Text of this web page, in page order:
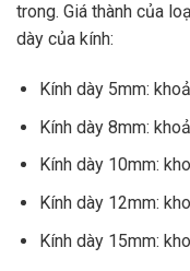
trong. Giá thành của
dày của kính:
Kính dày 5mm:
Kính dày 8mm:
Kính dày 10mm:
Kính dày 12mm:
Kính dày 15mm: